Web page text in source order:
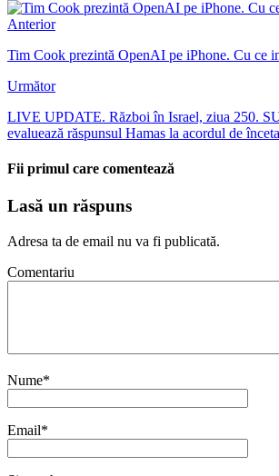
Anterior
Tim Cook prezintă OpenAI pe iPhone. Cu ce
Următor
LIVE UPDATE. Război în Israel, ziua 250.
evaluează răspunsul Hamas la acordul de
Fii primul care comentează
Lasă un răspuns
Adresa ta de email nu va fi publicată.
Comentariu
Nume*
Email*